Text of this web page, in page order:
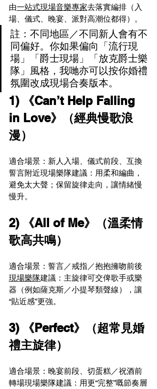
由一站式現場音樂專家去落實編排（入
場、儀式、晚宴、派對高潮位都得）。
註：不同地區／不同新人會有不
同偏好。你如果偏向「流行現
場」「爵士現場」「放克爵士樂
隊」風格，我哋亦可以按你婚禮
氛圍改成現場合奏版本。
1) 《Can’t Help Falling
in Love》（經典慢歌浪
漫）
適合場景：新人入場、儀式前段、互換
誓言附近現場樂隊建議：用柔和編曲，
避免太大聲；保留旋律走向，讓情緒慢
慢升。
2) 《All of Me》（溫柔情
歌高共鳴）
適合場景：誓言／戒指／抱抱擁吻前後
現場樂隊建議：主旋律可交俾歌手或樂
器（例如薩克斯／小提琴類聲線），讓
“貼近感”更強。
3) 《Perfect》（超常見婚
禮主旋律）
適合場景：晚宴前段、切蛋糕／祝酒前
轉場現場樂隊建議：用更“完整”嘅節奏層